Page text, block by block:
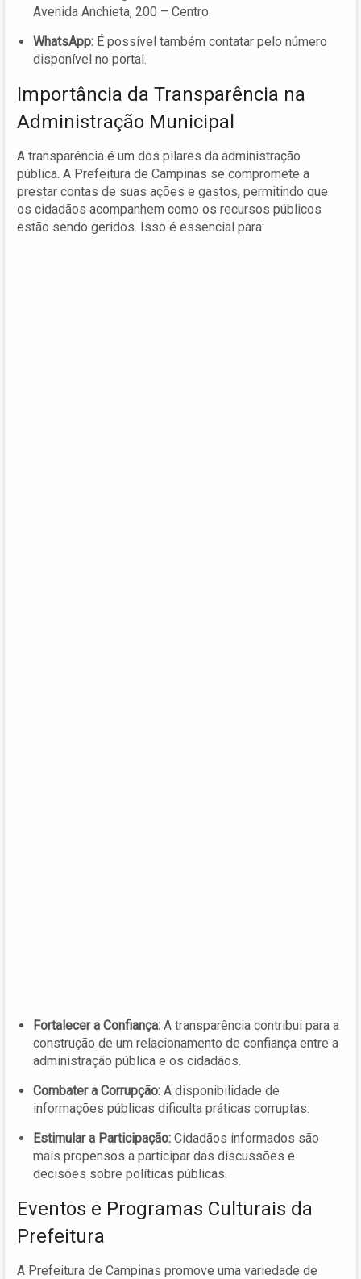
Avenida Anchieta, 200 – Centro.
WhatsApp: É possível também contatar pelo número
disponível no portal.
Importância da Transparência na
Administração Municipal
A transparência é um dos pilares da administração
pública. A Prefeitura de Campinas se compromete a
prestar contas de suas ações e gastos, permitindo que
os cidadãos acompanhem como os recursos públicos
estão sendo geridos. Isso é essencial para:
Fortalecer a Confiança: A transparência contribui para a
construção de um relacionamento de confiança entre a
administração pública e os cidadãos.
Combater a Corrupção: A disponibilidade de
informações públicas dificulta práticas corruptas.
Estimular a Participação: Cidadãos informados são
mais propensos a participar das discussões e
decisões sobre políticas públicas.
Eventos e Programas Culturais da
Prefeitura
A Prefeitura de Campinas promove uma variedade de